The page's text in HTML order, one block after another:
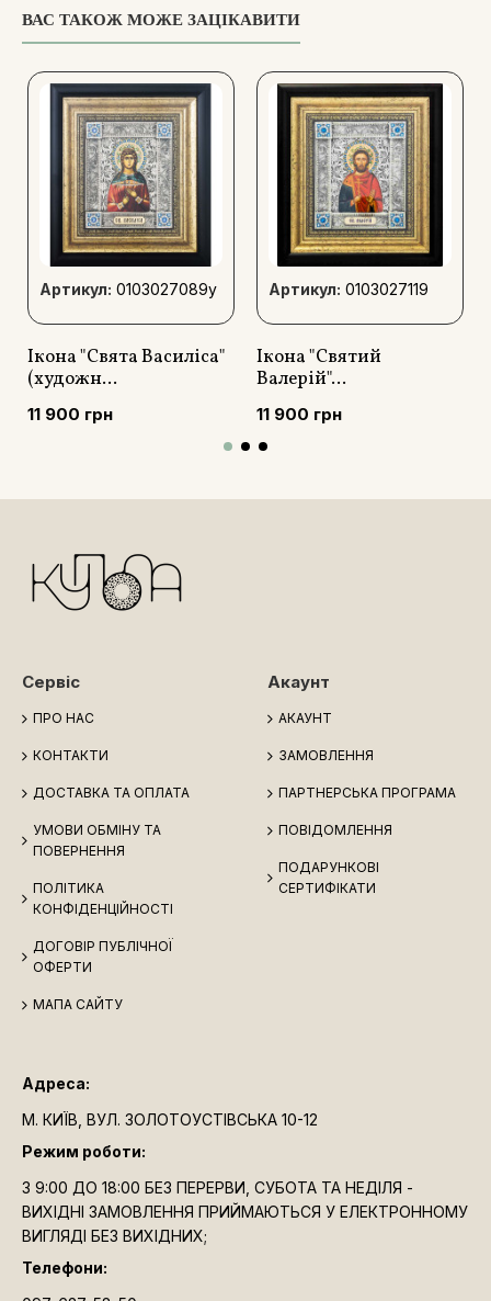
ВАС ТАКОЖ МОЖЕ ЗАЦІКАВИТИ
Артикул: 0103027089y
Ікона "Свята Василіса"
(художн...
11 900 грн
Артикул: 0103027119
Ікона "Святий
Валерій"...
11 900 грн
Сервіс
ПРО НАС
КОНТАКТИ
ДОСТАВКА ТА ОПЛАТА
УМОВИ ОБМІНУ ТА
ПОВЕРНЕННЯ
ПОЛІТИКА
КОНФІДЕНЦІЙНОСТІ
ДОГОВІР ПУБЛІЧНОЇ
ОФЕРТИ
МАПА САЙТУ
Акаунт
АКАУНТ
ЗАМОВЛЕННЯ
ПАРТНЕРСЬКА ПРОГРАМА
ПОВІДОМЛЕННЯ
ПОДАРУНКОВІ
СЕРТИФІКАТИ
Адреса:
М. КИЇВ, ВУЛ. ЗОЛОТОУСТІВСЬКА 10-12
Режим роботи:
З 9:00 ДО 18:00 БЕЗ ПЕРЕРВИ, СУБОТА ТА НЕДІЛЯ -
ВИХІДНІ ЗАМОВЛЕННЯ ПРИЙМАЮТЬСЯ У ЕЛЕКТРОННОМУ
ВИГЛЯДІ БЕЗ ВИХІДНИХ;
Телефони: